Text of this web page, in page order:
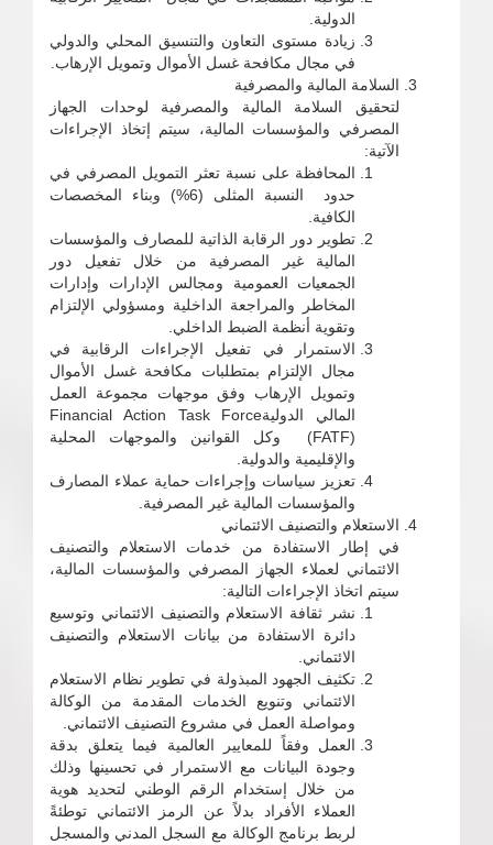
الدولية.
زيادة مستوى التعاون والتنسيق المحلي والدولي
في مجال مكافحة غسل الأموال وتمويل الإرهاب.
السلامة المالية والمصرفية
لتحقيق السلامة المالية والمصرفية لوحدات الجهاز
المصرفي والمؤسسات المالية، سيتم إتخاذ الإجراءات
الآتية:
المحافظة على نسبة تعثر التمويل المصرفي في
حدود النسبة المثلى (6%) وبناء المخصصات
الكافية.
تطوير دور الرقابة الذاتية للمصارف والمؤسسات
المالية غير المصرفية من خلال تفعيل دور
الجمعيات العمومية ومجالس الإدارات وإدارات
المخاطر والمراجعة الداخلية ومسؤولي الإلتزام
وتقوية أنظمة الضبط الداخلي.
الاستمرار في تفعيل الإجراءات الرقابية في
مجال الإلتزام بمتطلبات مكافحة غسل الأموال
وتمويل الإرهاب وفق موجهات مجموعة العمل
المالي الدوليةFinancial Action Task Force
(FATF) وكل القوانين والموجهات المحلية
والإقليمية والدولية.
تعزيز سياسات وإجراءات حماية عملاء المصارف
والمؤسسات المالية غير المصرفية.
الاستعلام والتصنيف الائتماني
في إطار الاستفادة من خدمات الاستعلام والتصنيف
الائتماني لعملاء الجهاز المصرفي والمؤسسات المالية،
سيتم اتخاذ الإجراءات التالية:
نشر ثقافة الاستعلام والتصنيف الائتماني وتوسيع
دائرة الاستفادة من بيانات الاستعلام والتصنيف
الائتماني.
تكثيف الجهود المبذولة في تطوير نظام الاستعلام
الائتماني وتنويع الخدمات المقدمة من الوكالة
ومواصلة العمل في مشروع التصنيف الائتماني.
العمل وفقاً للمعايير العالمية فيما يتعلق بدقة
وجودة البيانات مع الاستمرار في تحسينها وذلك
من خلال إستخدام الرقم الوطني لتحديد هوية
العملاء الأفراد بدلاً عن الرمز الائتماني توطئةً
لربط برنامج الوكالة مع السجل المدني والمسجل